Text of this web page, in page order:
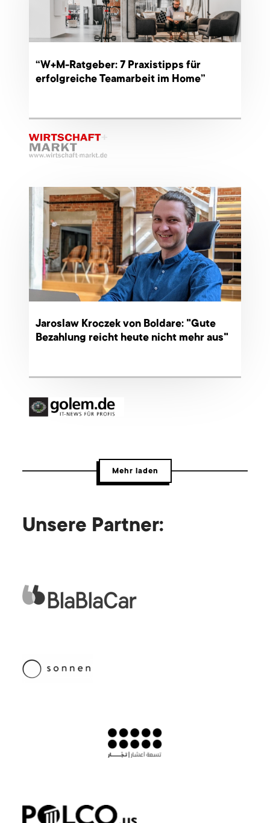
“W+M-Ratgeber: 7 Praxistipps für
erfolgreiche Teamarbeit im Home”
Jaroslaw Kroczek von Boldare: "Gute
Bezahlung reicht heute nicht mehr aus"
Mehr laden
Unsere Partner: